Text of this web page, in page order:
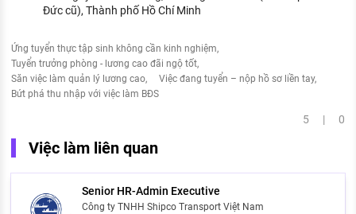
Đức cũ), Thành phố Hồ Chí Minh
Ứng tuyển thực tập sinh không cần kinh nghiệm
Tuyển trưởng phòng - lương cao đãi ngộ tốt
Săn việc làm quản lý lương cao
Việc đang tuyển – nộp hồ sơ liền tay
Bứt phá thu nhập với việc làm BĐS
5 | 0
Việc làm liên quan
Senior HR-Admin Executive
Công ty TNHH Shipco Transport Việt Nam